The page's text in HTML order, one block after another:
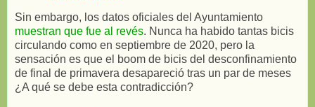
Sin embargo, los datos oficiales del Ayuntamiento
muestran que fue al revés. Nunca ha habido tantas bicis
circulando como en septiembre de 2020, pero la
sensación es que el boom de bicis del desconfinamiento
de final de primavera desapareció tras un par de meses
¿A qué se debe esta contradicción?